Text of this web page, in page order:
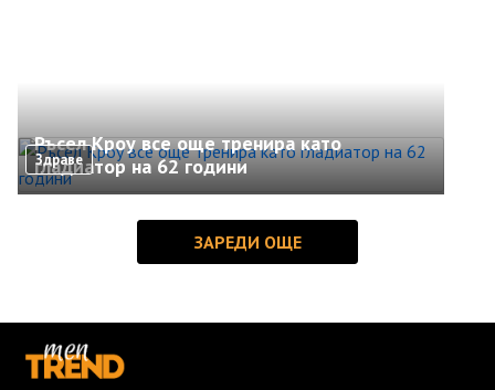
Здраве
Ръсел Кроу все още тренира като
гладиатор на 62 години